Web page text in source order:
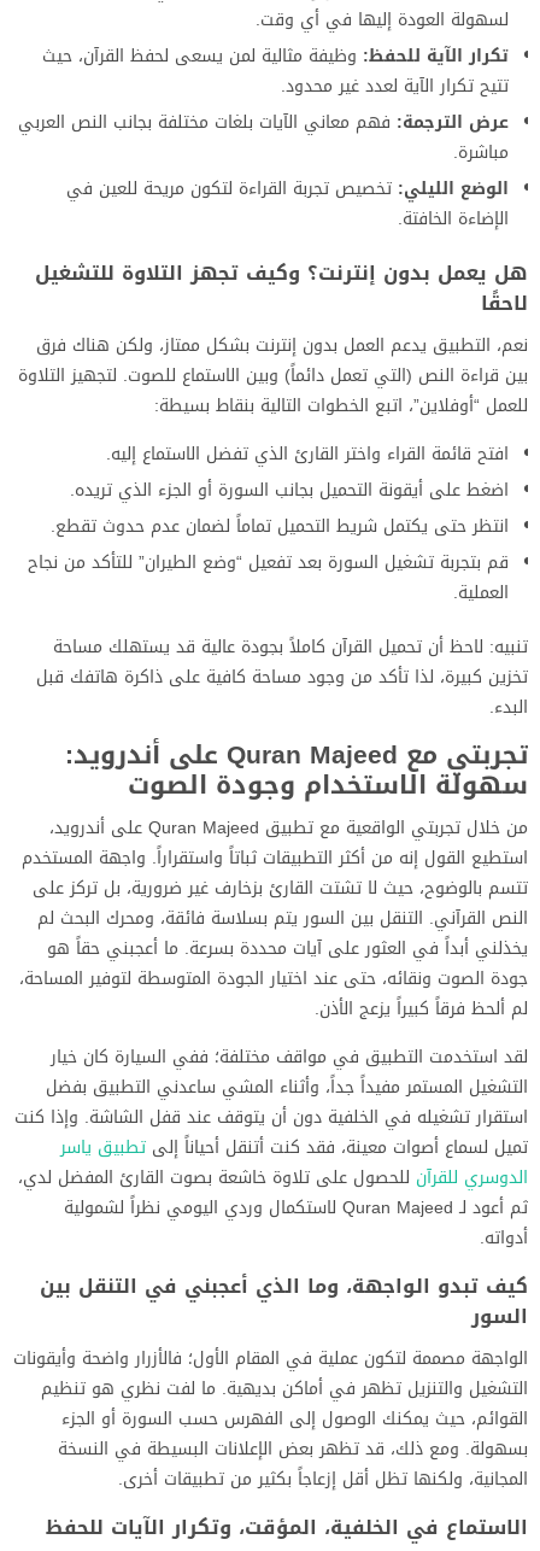
لسهولة العودة إليها في أي وقت.
تكرار الآية للحفظ: وظيفة مثالية لمن يسعى لحفظ القرآن، حيث
تتيح تكرار الآية لعدد غير محدود.
عرض الترجمة: فهم معاني الآيات بلغات مختلفة بجانب النص العربي
مباشرة.
الوضع الليلي: تخصيص تجربة القراءة لتكون مريحة للعين في
الإضاءة الخافتة.
هل يعمل بدون إنترنت؟ وكيف تجهز التلاوة للتشغيل
لاحقًا
نعم، التطبيق يدعم العمل بدون إنترنت بشكل ممتاز، ولكن هناك فرق
بين قراءة النص (التي تعمل دائماً) وبين الاستماع للصوت. لتجهيز التلاوة
للعمل “أوفلاين”، اتبع الخطوات التالية بنقاط بسيطة:
افتح قائمة القراء واختر القارئ الذي تفضل الاستماع إليه.
اضغط على أيقونة التحميل بجانب السورة أو الجزء الذي تريده.
انتظر حتى يكتمل شريط التحميل تماماً لضمان عدم حدوث تقطع.
قم بتجربة تشغيل السورة بعد تفعيل “وضع الطيران” للتأكد من نجاح
العملية.
تنبيه: لاحظ أن تحميل القرآن كاملاً بجودة عالية قد يستهلك مساحة
تخزين كبيرة، لذا تأكد من وجود مساحة كافية على ذاكرة هاتفك قبل
البدء.
تجربتي مع Quran Majeed على أندرويد:
سهولة الاستخدام وجودة الصوت
من خلال تجربتي الواقعية مع تطبيق Quran Majeed على أندرويد،
استطيع القول إنه من أكثر التطبيقات ثباتاً واستقراراً. واجهة المستخدم
تتسم بالوضوح، حيث لا تشتت القارئ بزخارف غير ضرورية، بل تركز على
النص القرآني. التنقل بين السور يتم بسلاسة فائقة، ومحرك البحث لم
يخذلني أبداً في العثور على آيات محددة بسرعة. ما أعجبني حقاً هو
جودة الصوت ونقائه، حتى عند اختيار الجودة المتوسطة لتوفير المساحة،
لم ألحظ فرقاً كبيراً يزعج الأذن.
لقد استخدمت التطبيق في مواقف مختلفة؛ ففي السيارة كان خيار
التشغيل المستمر مفيداً جداً، وأثناء المشي ساعدني التطبيق بفضل
استقرار تشغيله في الخلفية دون أن يتوقف عند قفل الشاشة. وإذا كنت
تميل لسماع أصوات معينة، فقد كنت أتنقل أحياناً إلى تطبيق ياسر
الدوسري للقرآن للحصول على تلاوة خاشعة بصوت القارئ المفضل لدي،
ثم أعود لـ Quran Majeed لاستكمال وردي اليومي نظراً لشمولية
أدواته.
كيف تبدو الواجهة، وما الذي أعجبني في التنقل بين
السور
الواجهة مصممة لتكون عملية في المقام الأول؛ فالأزرار واضحة وأيقونات
التشغيل والتنزيل تظهر في أماكن بديهية. ما لفت نظري هو تنظيم
القوائم، حيث يمكنك الوصول إلى الفهرس حسب السورة أو الجزء
بسهولة. ومع ذلك، قد تظهر بعض الإعلانات البسيطة في النسخة
المجانية، ولكنها تظل أقل إزعاجاً بكثير من تطبيقات أخرى.
الاستماع في الخلفية، المؤقت، وتكرار الآيات للحفظ